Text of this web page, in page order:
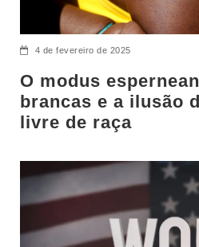
4 de fevereiro de 2025
O modus
brancas e a ilusão
livre de raça